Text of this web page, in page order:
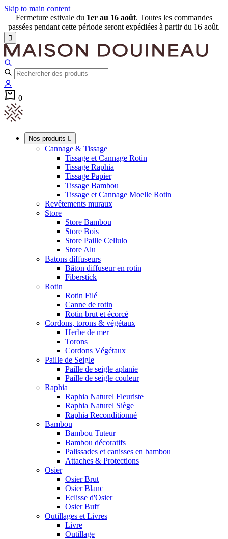
Skip to main content
Fermeture estivale du 1er au 16 août. Toutes les commandes
passées pendant cette période seront expédiées à partir du 16 août.

0
Nos produits 
Cannage & Tissage
Tissage et Cannage Rotin
Tissage Raphia
Tissage Papier
Tissage Bambou
Tissage et Cannage Moelle Rotin
Revêtements muraux
Store
Store Bambou
Store Bois
Store Paille Cellulo
Store Alu
Batons diffuseurs
Bâton diffuseur en rotin
Fiberstick
Rotin
Rotin Filé
Canne de rotin
Rotin brut et écorcé
Cordons, torons & végétaux
Herbe de mer
Torons
Cordons Végétaux
Paille de Seigle
Paille de seigle aplanie
Paille de seigle couleur
Raphia
Raphia Naturel Fleuriste
Raphia Naturel Siège
Raphia Reconditionné
Bambou
Bambou Tuteur
Bambou décoratifs
Palissades et canisses en bambou
Attaches & Protections
Osier
Osier Brut
Osier Blanc
Eclisse d'Osier
Osier Buff
Outillages et Livres
Livre
Outillage